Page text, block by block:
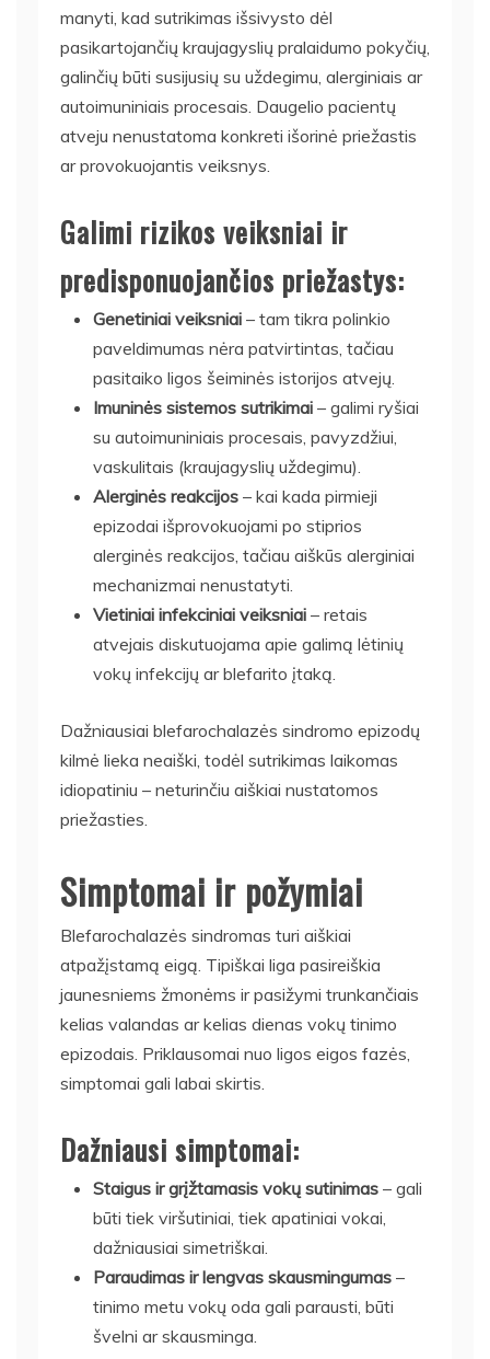
manyti, kad sutrikimas išsivysto dėl
pasikartojančių kraujagyslių pralaidumo pokyčių,
galinčių būti susijusių su uždegimu, alerginiais ar
autoimuniniais procesais. Daugelio pacientų
atveju nenustatoma konkreti išorinė priežastis
ar provokuojantis veiksnys.
Galimi rizikos veiksniai ir
predisponuojančios priežastys:
Genetiniai veiksniai – tam tikra polinkio
paveldimumas nėra patvirtintas, tačiau
pasitaiko ligos šeiminės istorijos atvejų.
Imuninės sistemos sutrikimai – galimi ryšiai
su autoimuniniais procesais, pavyzdžiui,
vaskulitais (kraujagyslių uždegimu).
Alerginės reakcijos – kai kada pirmieji
epizodai išprovokuojami po stiprios
alerginės reakcijos, tačiau aiškūs alerginiai
mechanizmai nenustatyti.
Vietiniai infekciniai veiksniai – retais
atvejais diskutuojama apie galimą lėtinių
vokų infekcijų ar blefarito įtaką.
Dažniausiai blefarochalazės sindromo epizodų
kilmė lieka neaiški, todėl sutrikimas laikomas
idiopatiniu – neturinčiu aiškiai nustatomos
priežasties.
Simptomai ir požymiai
Blefarochalazės sindromas turi aiškiai
atpažįstamą eigą. Tipiškai liga pasireiškia
jaunesniems žmonėms ir pasižymi trunkančiais
kelias valandas ar kelias dienas vokų tinimo
epizodais. Priklausomai nuo ligos eigos fazės,
simptomai gali labai skirtis.
Dažniausi simptomai:
Staigus ir grįžtamasis vokų sutinimas – gali
būti tiek viršutiniai, tiek apatiniai vokai,
dažniausiai simetriškai.
Paraudimas ir lengvas skausmingumas –
tinimo metu vokų oda gali parausti, būti
švelni ar skausminga.